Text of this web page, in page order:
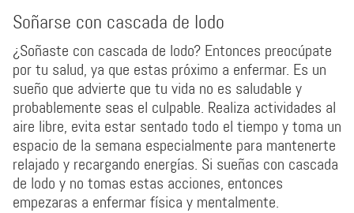
Soñarse con cascada de lodo
¿Soñaste con cascada de lodo? Entonces preocúpate
por tu salud, ya que estas próximo a enfermar. Es un
sueño que advierte que tu vida no es saludable y
probablemente seas el culpable. Realiza actividades al
aire libre, evita estar sentado todo el tiempo y toma un
espacio de la semana especialmente para mantenerte
relajado y recargando energías. Si sueñas con cascada
de lodo y no tomas estas acciones, entonces
empezaras a enfermar física y mentalmente.